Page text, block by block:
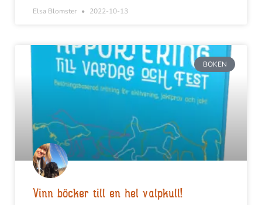
Elsa Blomster 2022-10-13
BOKEN
Vinn böcker till en hel valpkull!